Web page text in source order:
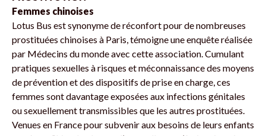
Femmes chinoises
Lotus Bus est synonyme de réconfort pour de nombreuses
prostituées chinoises à Paris, témoigne une enquête réalisée
par Médecins du monde avec cette association. Cumulant
pratiques sexuelles à risques et méconnaissance des moyens
de prévention et des dispositifs de prise en charge, ces
femmes sont davantage exposées aux infections génitales
ou sexuellement transmissibles que les autres prostituées.
Venues en France pour subvenir aux besoins de leurs enfants